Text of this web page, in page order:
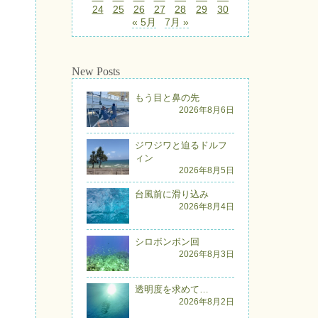
24
25 26 27 28 29
30
« 5月
7月 »
New Posts
もう目と鼻の先
2026年8月6日
ジワジワと迫るドルフ
ィン
2026年8月5日
台風前に滑り込み
2026年8月4日
シロボンボン回
2026年8月3日
透明度を求めて…
2026年8月2日